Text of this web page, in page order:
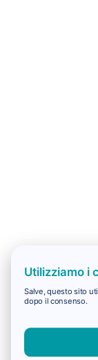
Utilizziamo i
Salve, questo sito
dopo il consenso.